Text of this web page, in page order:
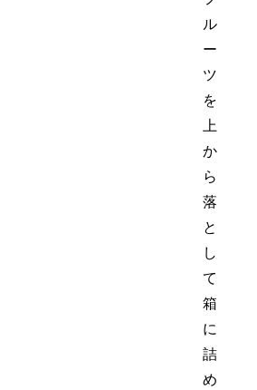
ル
ー
ツ
を
上
か
ら
落
と
し
て
箱
に
詰
め